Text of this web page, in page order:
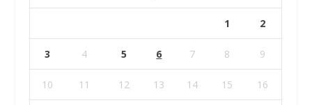
1 2
3 4 5 6 7 8 9
10 11 12 13 14 15 16